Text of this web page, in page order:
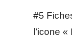
#5
l’icone